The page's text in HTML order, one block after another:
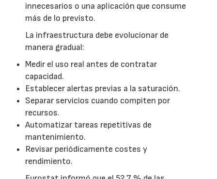
innecesarios o una aplicación que consume
más de lo previsto.
La infraestructura debe evolucionar de
manera gradual:
Medir el uso real antes de contratar
capacidad.
Establecer alertas previas a la saturación.
Separar servicios cuando compiten por
recursos.
Automatizar tareas repetitivas de
mantenimiento.
Revisar periódicamente costes y
rendimiento.